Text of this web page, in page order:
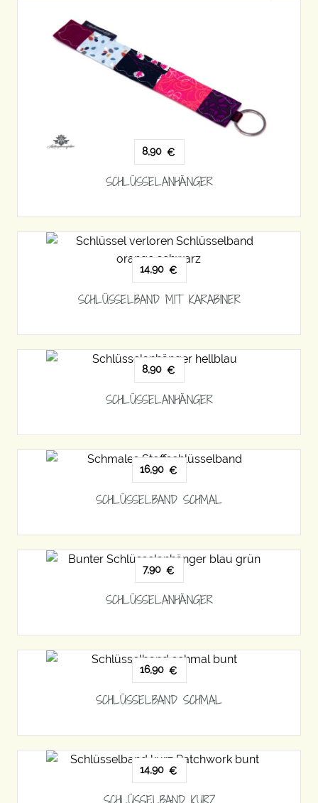
8,90 €
SCHLÜSSELANHÄNGER
14,90 €
SCHLÜSSELBAND MIT KARABINER
8,90 €
SCHLÜSSELANHÄNGER
16,90 €
SCHLÜSSELBAND SCHMAL
7,90 €
SCHLÜSSELANHÄNGER
16,90 €
SCHLÜSSELBAND SCHMAL
14,90 €